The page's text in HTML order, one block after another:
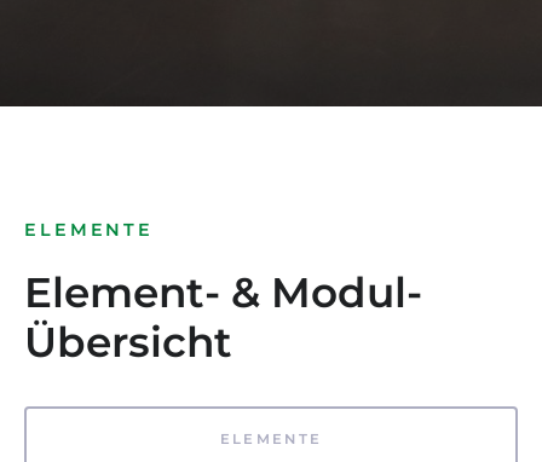
ELEMENTE
Element- & Modul-
Übersicht
ELEMENTE